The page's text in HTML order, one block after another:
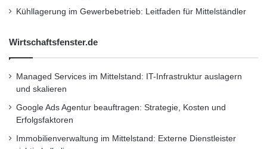
sollten:
Nachtsichtbrillen können die
weniger natürlich aussehen lassen
Die Brillen sind hauptsächlich für das
nächtliche Fahren entwickelt worden und
Kühllagerung im Gewerbebetrieb: Leitfaden für Mittelständler
Wirtschaftsfenster.de
Managed Services im Mittelstand: IT-Infrastruktur auslagern
und skalieren
Google Ads Agentur beauftragen: Strategie, Kosten und
Erfolgsfaktoren
Immobilienverwaltung im Mittelstand: Externe Dienstleister